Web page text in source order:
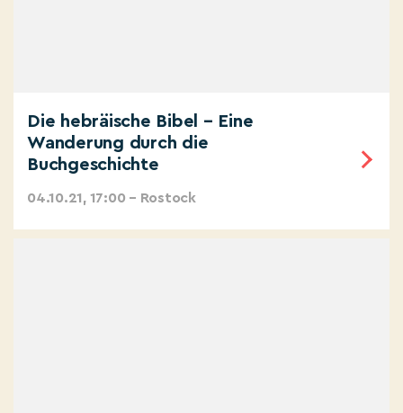
Die hebräische Bibel – Eine
Wanderung durch die
Buchgeschichte
04.10.21, 17:00 – Rostock